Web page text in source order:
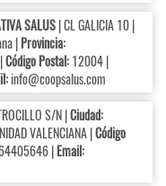
SALUS| CL GALICIA 10 |
|Provincia:
Código Postal:12004 |
info@coopsalus.com
S/N |Ciudad:
VALENCIANA |Código
|Email: